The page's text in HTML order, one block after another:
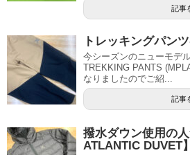
記事
トレッキングパン
今シーズンのニューモデ
TREKKING PANTS
なりましたのでご紹...
記事
撥水ダウン使用の
ATLANTIC DUVET